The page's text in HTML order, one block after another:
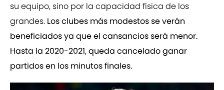
su equipo, sino por la capacidad física de los
grandes. Los clubes más modestos se verán
beneficiados ya que el cansancios será menor.
Hasta la 2020-2021, queda cancelado ganar
partidos en los minutos finales.